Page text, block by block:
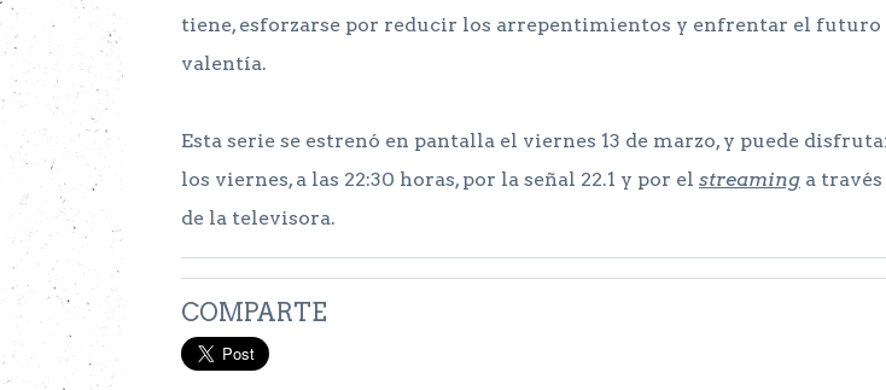
tiene, esforzarse por reducir los arrepentimientos y enfrentar el futuro
valentía.
Esta serie se estrenó en pantalla el viernes 13 de marzo, y puede
los viernes, a las 22:30 horas, por la señal 22.1 y por el streaming a
de la televisora.
COMPARTE